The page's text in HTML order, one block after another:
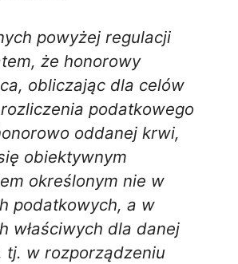
powyżej regulacji
że honorowy
obliczając dla celów
podatkowego
oddanej krwi,
obiektywnym
określonym nie w
podatkowych, a w
właściwych dla danej
tj. w rozporządzeniu